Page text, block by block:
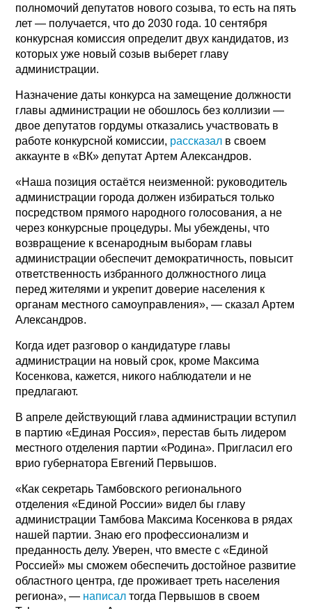
полномочий депутатов нового созыва, то есть на пять
лет — получается, что до 2030 года. 10 сентября
конкурсная комиссия определит двух кандидатов, из
которых уже новый созыв выберет главу
администрации.
Назначение даты конкурса на замещение должности
главы администрации не обошлось без коллизии —
двое депутатов гордумы отказались участвовать в
работе конкурсной комиссии, рассказал в своем
аккаунте в «ВК» депутат Артем Александров.
«Наша позиция остаётся неизменной: руководитель
администрации города должен избираться только
посредством прямого народного голосования, а не
через конкурсные процедуры. Мы убеждены, что
возвращение к всенародным выборам главы
администрации обеспечит демократичность, повысит
ответственность избранного должностного лица
перед жителями и укрепит доверие населения к
органам местного самоуправления», — сказал Артем
Александров.
Когда идет разговор о кандидатуре главы
администрации на новый срок, кроме Максима
Косенкова, кажется, никого наблюдатели и не
предлагают.
В апреле действующий глава администрации вступил
в партию «Единая Россия», перестав быть лидером
местного отделения партии «Родина». Пригласил его
врио губернатора Евгений Первышов.
«Как секретарь Тамбовского регионального
отделения «Единой России» видел бы главу
администрации Тамбова Максима Косенкова в рядах
нашей партии. Знаю его профессионализм и
преданность делу. Уверен, что вместе с «Единой
Россией» мы сможем обеспечить достойное развитие
областного центра, где проживает треть населения
региона», — написал тогда Первышов в своем